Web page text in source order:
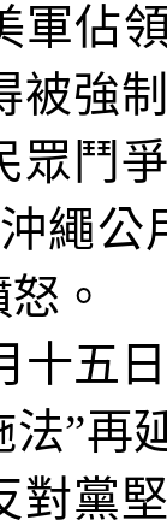
軍佔
被強
眾鬥
繩
。
十五
”再
對黨